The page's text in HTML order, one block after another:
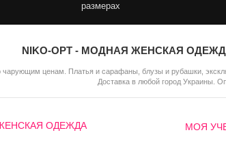
размерах
NIKO-OPT - МОДНАЯ ЖЕНСКАЯ
чарующим ценам. Платья и сарафаны, блузы и рубашки,
Доставка в любой город Украины.
ОДЕЖДА МОЯ